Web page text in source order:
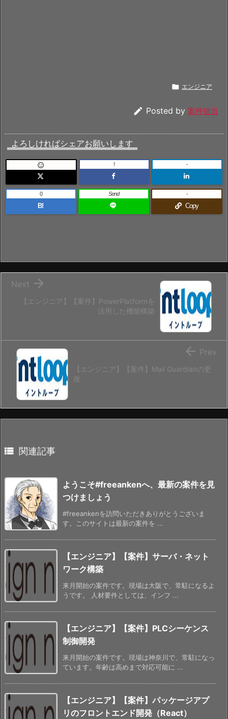
 エンジニア
 Posted by 案件担当
よろしければシェアお願いします
 ! -
B!
0 Send
Copy
-
【エンジニア】【案件】PowerPlatformを
活用した機能構築

Next
【エンジニア】【案件】Mail Guardianの更
改
 Prev
 関連記事
ようこそ#freeankenへ、最新の案件を見
つけましょう
#freeankenを訪問いただきありがとうございま
す。このサイトは最新の案件を ...
【エンジニア】【案件】サーバ・ネット
ワーク構築
来月開始の案件です。現場は大阪で、常駐になるよ
うです。 人材要件としては、インフ ...
【エンジニア】【案件】PLCシーケンス
制御開発
来月開始の案件です。現場は神奈川で、常駐になっ
ています。年齢は高めまで対応可能に ...
【エンジニア】【案件】パッケージアプ
リのフロントエンド開発（React）